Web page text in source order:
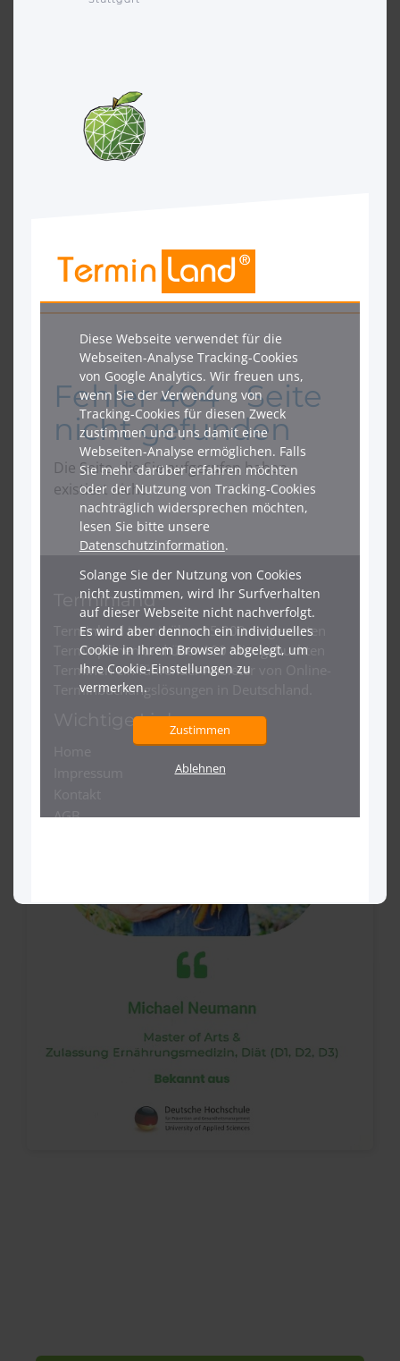
Michael Neumann ist bekannt geworden als
Nachhaltigkeit-Experte für emotionales Essverhalten und
die erfolgreiche Umstellung mithilfe von neuen und oft
leichteren Lebensstrukturen.
Ernährungsberatung zielt auf gesunde Lebensweise ab,
mit Verlust von Heißhunger, Organverfettung wie einer
Fettleber, Bluthochdruck, Diabetes mellitus, Reizdarm
bei umfangreichen Gewichtsreduktionen.
Durch die nachhaltige Zusammenarbeit lernen, wie
Ernährungs-, Aktivitäts-Gewohnheiten und
Glaubenssätze neu sortiert werden und die nachhaltige
Beziehung zum Essen sich aufbaut.